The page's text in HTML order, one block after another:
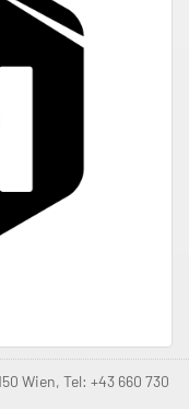
Wien, Tel: +43 660 730